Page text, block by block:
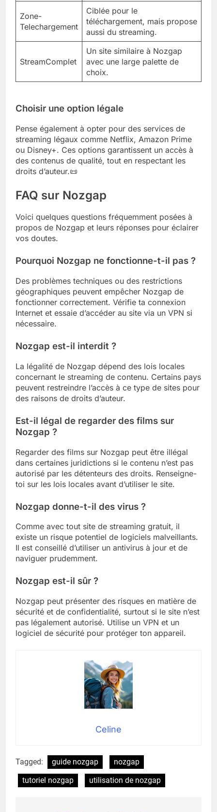
Zone-
Telechargement
Ciblée pour le
téléchargement, mais propose
aussi du streaming.
StreamComplet
Un site similaire à Nozgap
avec une large palette de
choix.
Choisir une option légale
Pense également à opter pour des services de
streaming légaux comme Netflix, Amazon Prime
ou Disney+. Ces options garantissent un accès à
des contenus de qualité, tout en respectant les
droits d’auteur.📜
FAQ sur Nozgap
Voici quelques questions fréquemment posées à
propos de Nozgap et leurs réponses pour éclairer
vos doutes.
Pourquoi Nozgap ne fonctionne-t-il pas ?
Des problèmes techniques ou des restrictions
géographiques peuvent empêcher Nozgap de
fonctionner correctement. Vérifie ta connexion
Internet et essaie d’accéder au site via un VPN si
nécessaire.
Nozgap est-il interdit ?
La légalité de Nozgap dépend des lois locales
concernant le streaming de contenu. Certains pays
peuvent restreindre l’accès à ce type de sites pour
des raisons de droits d’auteur.
Est-il légal de regarder des films sur
Nozgap ?
Regarder des films sur Nozgap peut être illégal
dans certaines juridictions si le contenu n’est pas
autorisé par les détenteurs des droits. Renseigne-
toi sur les lois locales avant d’utiliser le site.
Nozgap donne-t-il des virus ?
Comme avec tout site de streaming gratuit, il
existe un risque potentiel de logiciels malveillants.
Il est conseillé d’utiliser un antivirus à jour et de
naviguer prudemment.
Nozgap est-il sûr ?
Nozgap peut présenter des risques en matière de
sécurité et de confidentialité, surtout si le site n’est
pas légalement autorisé. Utilise un VPN et un
logiciel de sécurité pour protéger ton appareil.
Celine
Tagged: guide nozgap
nozgap
tutoriel nozgap
utilisation de nozgap